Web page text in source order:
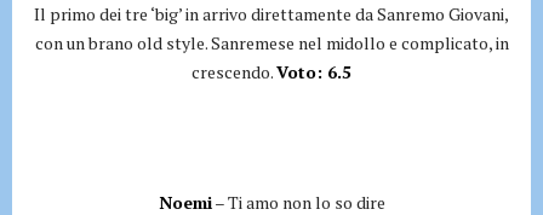
Il primo dei tre ‘big’ in arrivo direttamente da Sanremo Giovani,
con un brano old style. Sanremese nel midollo e complicato, in
crescendo.Voto: 6.5
Noemi– Ti amo non lo so dire